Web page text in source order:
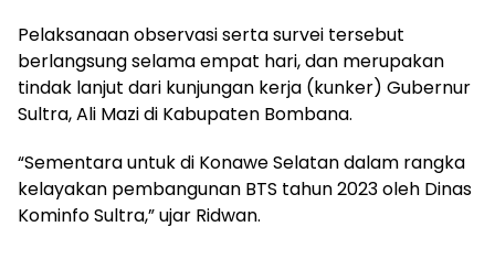
Pelaksanaan observasi serta survei tersebut
berlangsung selama empat hari, dan merupakan
tindak lanjut dari kunjungan kerja (kunker) Gubernur
Sultra, Ali Mazi di Kabupaten Bombana.
“Sementara untuk di Konawe Selatan dalam rangka
kelayakan pembangunan BTS tahun 2023 oleh Dinas
Kominfo Sultra,” ujar Ridwan.